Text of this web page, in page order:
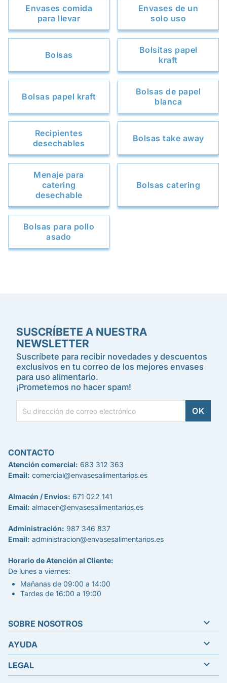
Envases comida
para llevar
Envases de un
solo uso
Bolsas
Bolsitas papel
kraft
Bolsas papel kraft
Bolsas de papel
blanca
Recipientes
desechables
Bolsas take away
Menaje para
catering
desechable
Bolsas catering
Bolsas para pollo
asado
SUSCRÍBETE A NUESTRA
NEWSLETTER
Suscríbete para recibir novedades y descuentos
exclusivos en tu correo de los mejores envases
para uso alimentario.
¡Prometemos no hacer spam!
CONTACTO
Atención comercial: 683 312 363
Email: comercial@envasesalimentarios.es
Almacén / Envíos: 671 022 141
Email: almacen@envasesalimentarios.es
Administración: 987 346 837
Email: administracion@envasesalimentarios.es
Horario de Atención al Cliente:
De lunes a viernes:
Mañanas de 09:00 a 14:00
Tardes de 16:00 a 19:00
SOBRE NOSOTROS 
AYUDA 
LEGAL 